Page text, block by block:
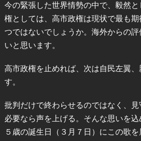
今の緊張した世界情勢の中で、毅然
権としては、高市政権は現状で最も
つではないでしょうか。海外からの
いと思います。
高市政権を止めれば、次は自民左翼、
す。
批判だけで終わらせるのではなく、
必要なら声を上げる。そんな思いを
５歳の誕生日（３月７日）にこの歌を